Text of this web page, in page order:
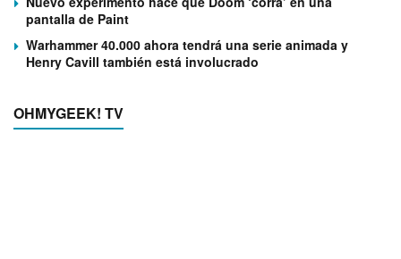
pantalla de Paint
Warhammer 40.000 ahora tendrá una serie animada y
Henry Cavill también está involucrado
OHMYGEEK! TV